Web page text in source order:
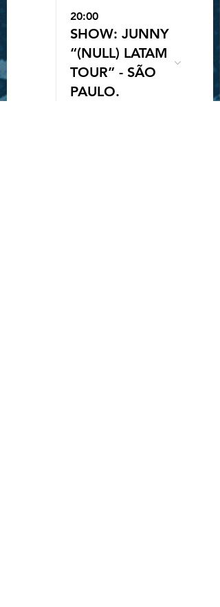
20:00
SHOW: JUNNY
“(NULL) LATAM
TOUR” - SÃO
PAULO.